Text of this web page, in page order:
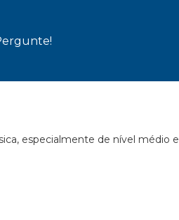
especialmente de nível médio e